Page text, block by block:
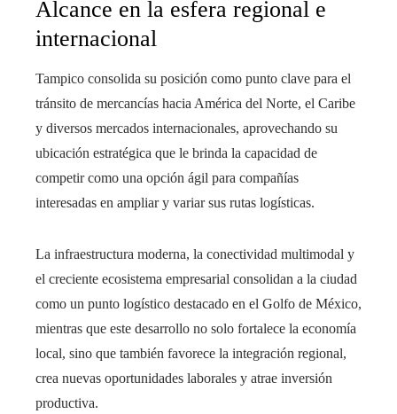
Alcance en la esfera regional e
internacional
Tampico consolida su posición como punto clave para el
tránsito de mercancías hacia América del Norte, el Caribe
y diversos mercados internacionales, aprovechando su
ubicación estratégica que le brinda la capacidad de
competir como una opción ágil para compañías
interesadas en ampliar y variar sus rutas logísticas.
La infraestructura moderna, la conectividad multimodal y
el creciente ecosistema empresarial consolidan a la ciudad
como un punto logístico destacado en el Golfo de México,
mientras que este desarrollo no solo fortalece la economía
local, sino que también favorece la integración regional,
crea nuevas oportunidades laborales y atrae inversión
productiva.